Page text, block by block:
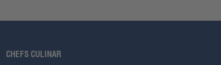
CHEFS CULINAR